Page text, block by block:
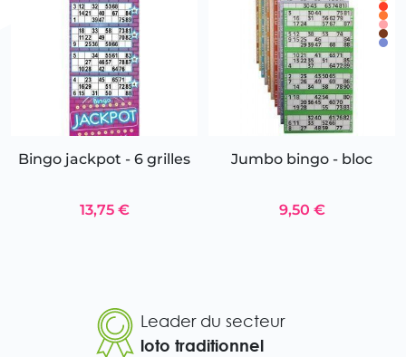
Bingo jackpot - 6 grilles
13,75 €
Jumbo bingo - bloc
9,50 €
Leader du secteur
loto traditionnel